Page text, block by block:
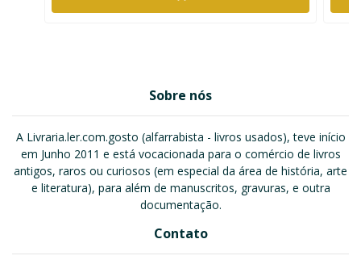
Sobre nós
A Livraria.ler.com.gosto (alfarrabista - livros usados), teve início
em Junho 2011 e está vocacionada para o comércio de livros
antigos, raros ou curiosos (em especial da área de história, arte
e literatura), para além de manuscritos, gravuras, e outra
documentação.
Contato